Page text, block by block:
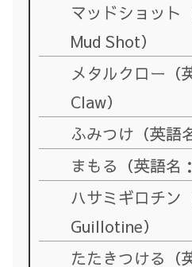
マッドショット
Mud Shot）
メタルクロー（
Claw）
ふみつけ（英語
まもる（英語名
ハサミギロチン
Guillotine）
たたきつける（